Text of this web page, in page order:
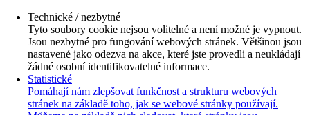
Technické / nezbytné
Tyto soubory cookie nejsou volitelné a není možné je vypnout.
Jsou nezbytné pro fungování webových stránek. Většinou jsou
nastavené jako odezva na akce, které jste provedli a neukládají
žádné osobní identifikovatelné informace.
Statistické
Pomáhají nám zlepšovat funkčnost a strukturu webových
stránek na základě toho, jak se webové stránky používají.